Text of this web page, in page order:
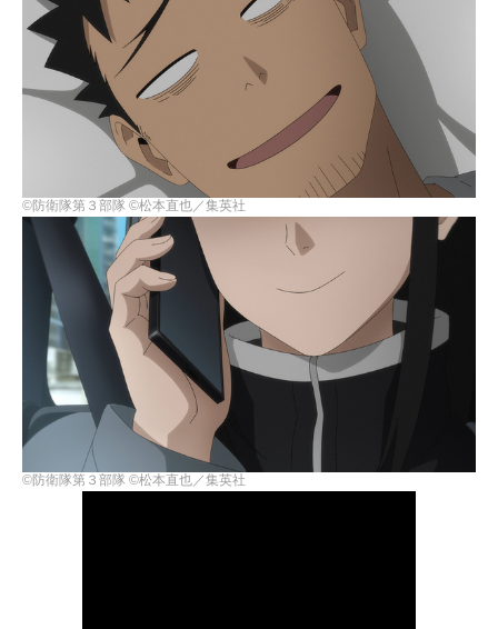
©防衛隊第３部隊 ©松本直也／集英社
©防衛隊第３部隊 ©松本直也／集英社